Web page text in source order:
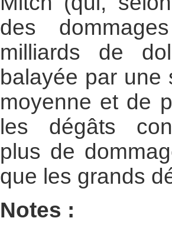
des
milliards de
balayée par une
moyenne et de
les dégâts
plus de
que les grands
Notes :